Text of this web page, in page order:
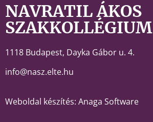
NAVRATIL ÁKOS
SZAKKOLLÉGIUM
1118 Budapest, Dayka Gábor u. 4.
info@nasz.elte.hu
Weboldal készítés: Anaga Software